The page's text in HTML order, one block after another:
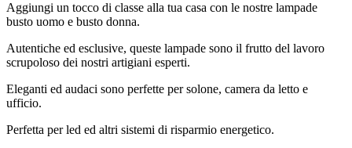
Aggiungi un tocco di classe alla tua casa con le nostre lampade
busto uomo e busto donna.
Autentiche ed esclusive, queste lampade sono il frutto del lavoro
scrupoloso dei nostri artigiani esperti.
Eleganti ed audaci sono perfette per solone, camera da letto e
ufficio.
Perfetta per led ed altri sistemi di risparmio energetico.